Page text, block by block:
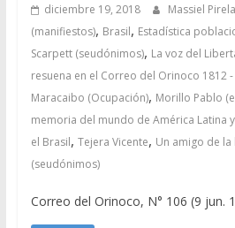
diciembre 19, 2018 Massiel Pirela
(manifiestos), Brasil, Estadística
Scarpett (seudónimos), La voz del
resuena en el Correo del Orinoco 1812 -
Maracaibo (Ocupación), Morillo Pablo
memoria del mundo de América Latina
el Brasil, Tejera Vicente, Un amigo de
(seudónimos)
Correo del Orinoco, N° 106 (9 jun.